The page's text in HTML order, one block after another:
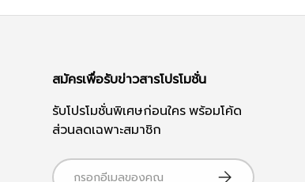
สมัครเพื่อรับข่าวสารโปรโมชั่น
รับโปรโมชั่นพิเศษก่อนใคร พร้อมโค้ด
ส่วนลดเฉพาะสมาชิก
อีเมล
กดติดตาม